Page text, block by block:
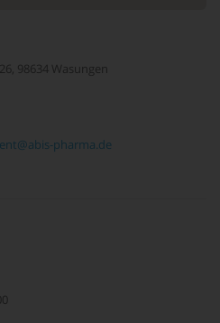
98634 Wasungen
pharma.de